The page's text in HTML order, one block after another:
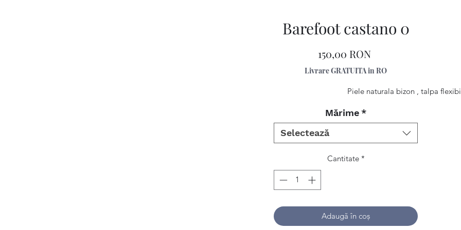
Barefoot castano 0
150,00 RONPreț
Livrare GRATUITA in RO
Piele naturala bizon , talpa
Mărime *
Selectează
Cantitate *
Adaugă în coș